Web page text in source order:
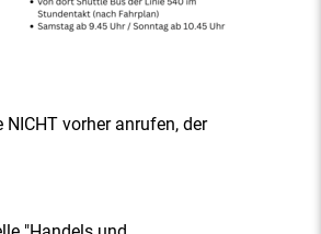
vorher anrufen, der